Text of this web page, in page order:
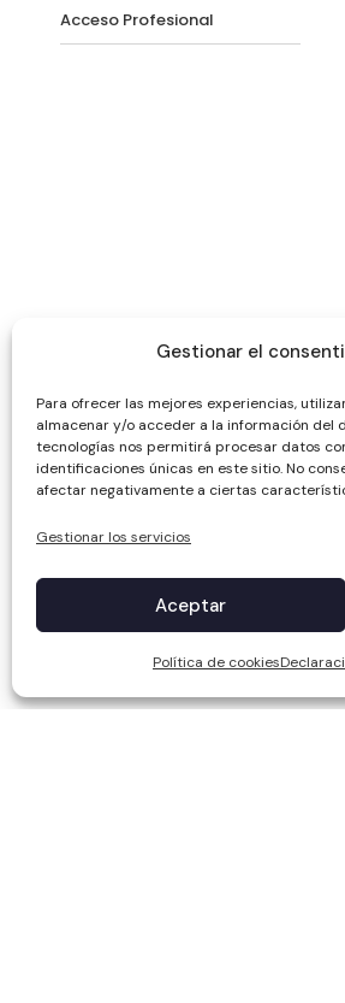
Gestionar el
Para ofrecer las mejores experiencias,
almacenar y/o acceder a la información del
tecnologías nos permitirá procesar datos
identificaciones únicas en este sitio. No
afectar negativamente a ciertas
Gestionar los servicios
Aceptar
Política de cookies
Acceso Profesional